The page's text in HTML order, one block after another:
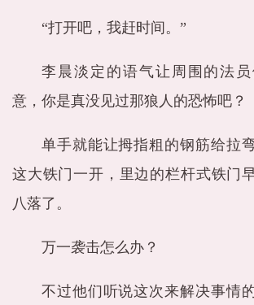
“打开吧，我赶时间。”
李晨淡定的语气让周围的法
意，你是真没见过那狼人的恐怖吧？
单手就能让拇指粗的钢筋给拉
这大铁门一开，里边的栏杆式铁门
八落了。
万一袭击怎么办？
不过他们听说这次来解决事情